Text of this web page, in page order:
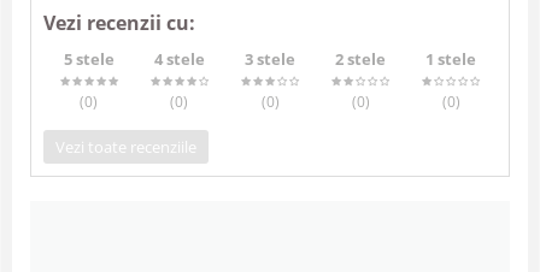
Vezi recenzii cu:
5 stele
(0)
4 stele
(0)
3 stele
(0)
2 stele
(0)
1 stele
(0)
Vezi toate recenziile